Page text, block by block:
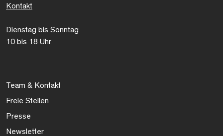
Kontakt
Dienstag bis Sonntag
10 bis 18 Uhr
Team & Kontakt
Freie Stellen
Presse
Newsletter